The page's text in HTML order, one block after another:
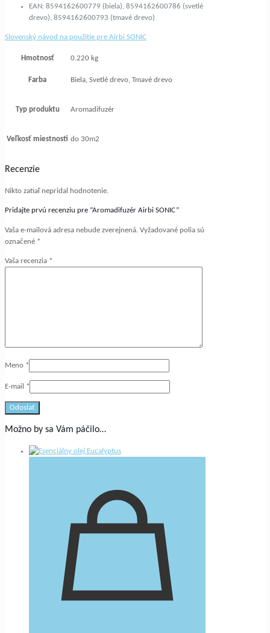
EAN: 8594162600779 (biela), 8594162600786 (svetlé
drevo), 8594162600793 (tmavé drevo)
Slovenský návod na použitie pre Airbi SONIC
Hmotnosť 0.220 kg
Farba Biela, Svetlé drevo, Tmavé drevo
Typ produktu Aromadifuzér
Veľkosť miestnosti do 30m2
Recenzie
Nikto zatiaľ nepridal hodnotenie.
Pridajte prvú recenziu pre “Aromadifuzér Airbi SONIC”
Vaša e-mailová adresa nebude zverejnená. Vyžadované polia sú
označené *
Vaša recenzia *
Meno *
E-mail *
Možno by sa Vám páčilo…